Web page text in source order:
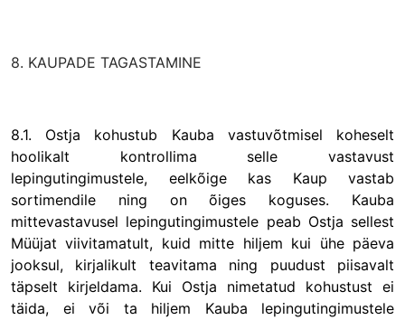
8. KAUPADE TAGASTAMINE
8.1. Ostja kohustub Kauba vastuvõtmisel koheselt
hoolikalt kontrollima selle vastavust
lepingutingimustele, eelkõige kas Kaup vastab
sortimendile ning on õiges koguses. Kauba
mittevastavusel lepingutingimustele peab Ostja sellest
Müüjat viivitamatult, kuid mitte hiljem kui ühe päeva
jooksul, kirjalikult teavitama ning puudust piisavalt
täpselt kirjeldama. Kui Ostja nimetatud kohustust ei
täida, ei või ta hiljem Kauba lepingutingimustele